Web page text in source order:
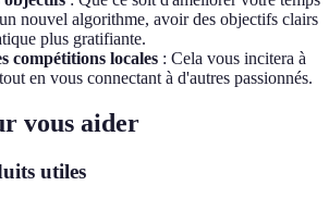
nouvel algorithme, avoir des objectifs clairs
plus gratifiante.
compétitions locales : Cela vous incitera à
en vous connectant à d'autres passionnés.
vous aider
utiles